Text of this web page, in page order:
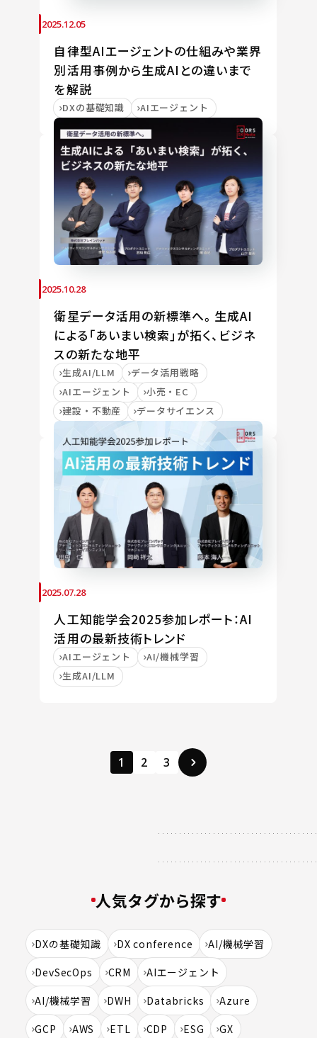
2025.12.05
自律型AIエージェントの仕組みや業界
別活用事例から生成AIとの違いまで
を解説
DXの基礎知識 AIエージェント
2025.10.28
衛星データ活用の新標準へ。生成AI
による「あいまい検索」が拓く、ビジネ
スの新たな地平
生成AI/LLM
データ活用戦略
AIエージェント
小売・EC
建設・不動産
データサイエンス
2025.07.28
人工知能学会2025参加レポート：AI
活用の最新技術トレンド
AIエージェント
AI/機械学習
生成AI/LLM
1 2 3
人気タグから探す
DXの基礎知識 DX conference
AI/機械学習
DevSecOps
CRM
AIエージェント
AI/機械学習
DWH Databricks
Azure
GCP
AWS ETL CDP ESG
GX